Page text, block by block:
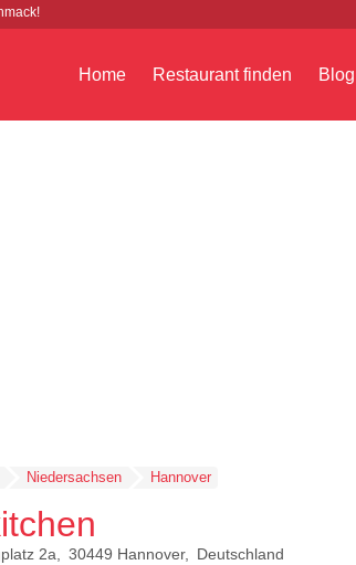
Home Restaurant finden Blog
Niedersachsen Hannover
2a 30449 Hannover Deutschland